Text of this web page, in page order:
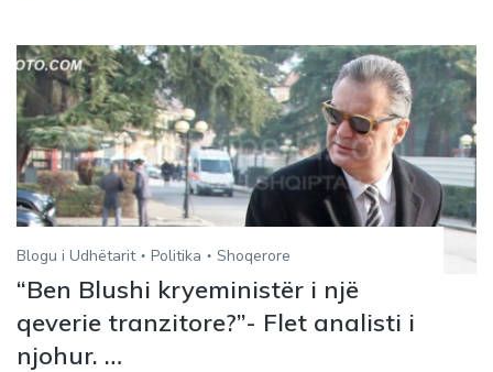
Blogu i Udhëtarit Politika Shoqerore
“Ben Blushi kryeministër i një
qeverie tranzitore?”- Flet analisti i
njohur. …